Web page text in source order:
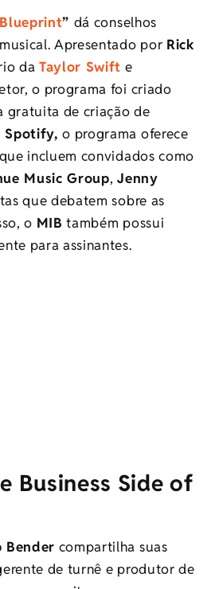
” dá conselhos
Apresentado por Rick
daTaylor Swift e
o programa foi criado
gratuita de criação de
Spotify,o programa oferece
incluem convidados como
Music Group,Jenny
que debatem sobre as
o MIB também possui
para assinantes.
Business Side of
Bender compartilha suas
de turnê e produtor de